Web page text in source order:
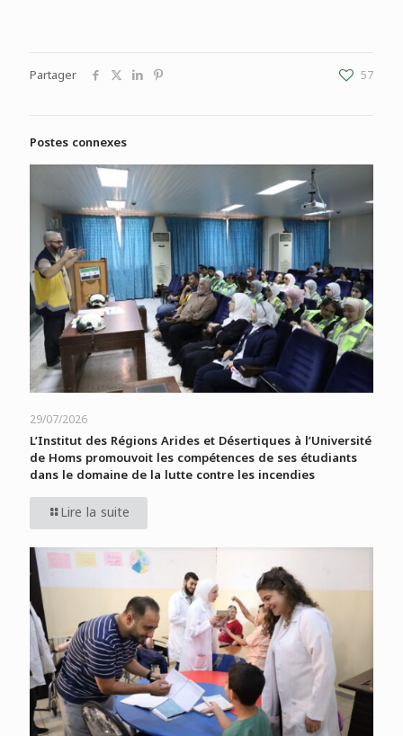
Partager 57
Postes connexes
29/07/2026
L’Institut des Régions Arides et Désertiques à l’Université
de Homs promouvoit les compétences de ses étudiants
dans le domaine de la lutte contre les incendies
Lire la suite